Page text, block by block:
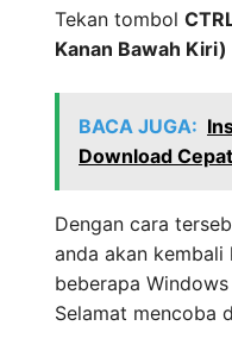
Tekan tombol
Kanan Bawah Kiri)
BACA JUGA:
Download
Dengan cara
anda akan kembali
beberapa
Selamat mencoba